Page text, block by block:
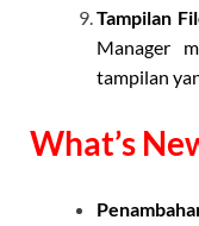
Tampilan
Manager
tampilan
What’s